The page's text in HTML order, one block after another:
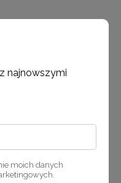
najnowszymi
moich danych